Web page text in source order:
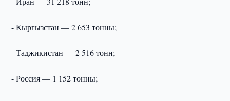
- Кыргызстан — 2 653 тонны;
- Таджикистан — 2 516 тонн;
- Россия — 1 152 тонны;